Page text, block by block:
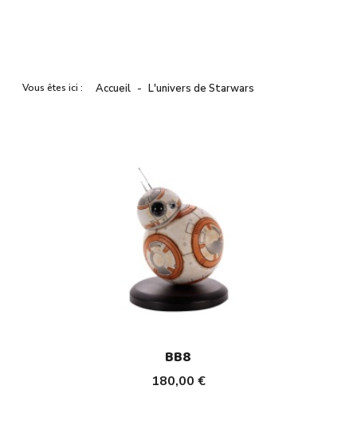
Vous êtes ici : Accueil L'univers de Starwars
180,00 €
BB8